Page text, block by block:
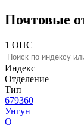
Почтовые
1 ОПС
Индекс
Отделение
Тип
679360
Унгун
О